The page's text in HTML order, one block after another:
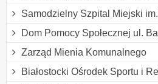
Samodzielny Szpital Miejski
Dom Pomocy Społecznej ul.
Zarząd Mienia Komunalnego
Białostocki Ośrodek Sportu i